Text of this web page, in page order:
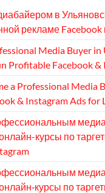
в
рекламе Facebook
Media Buyer
Profitable Facebook &
a Professional Media
& Instagram Ads for
курсы по
по